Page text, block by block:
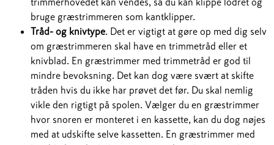
bruge græstrimmeren som kantklipper.
Tråd- og knivtype . Det er vigtigt at gøre op med dig selv
om græstrimmeren skal have en trimmetråd eller et
knivblad. En græstrimmer med trimmetråd er god til
mindre bevoksning. Det kan dog være svært at skifte
tråden hvis du ikke har prøvet det før. Du skal nemlig
vikle den rigtigt på spolen. Vælger du en græstrimmer
hvor snoren er monteret i en kassette, kan du dog nøjes
med at udskifte selve kassetten. En græstrimmer med